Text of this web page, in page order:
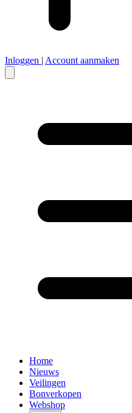
Inloggen | Account aanmaken
Home
Nieuws
Veilingen
Bonverkopen
Webshop